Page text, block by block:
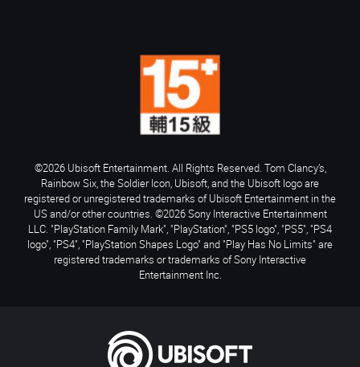
©2026 Ubisoft Entertainment. All Rights Reserved. Tom Clancy’s,
Rainbow Six, the Soldier Icon, Ubisoft, and the Ubisoft logo are
registered or unregistered trademarks of Ubisoft Entertainment in the
US and/or other countries. ©2026 Sony Interactive Entertainment
LLC. "PlayStation Family Mark", "PlayStation", "PS5 logo", "PS5", "PS4
logo", "PS4", "PlayStation Shapes Logo" and "Play Has No Limits" are
registered trademarks or trademarks of Sony Interactive
Entertainment Inc.